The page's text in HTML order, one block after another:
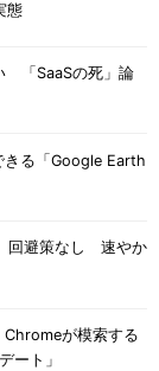
態
「SaaSの死」論
る「Google Earth
回避策なし 速やか
が模索する
ート」